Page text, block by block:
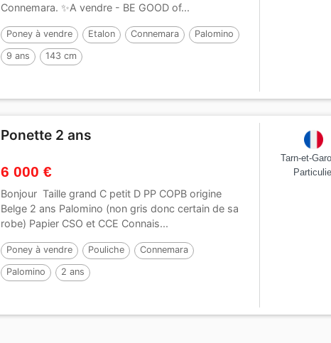
Connemara. ✨A vendre - BE GOOD of...
Poney à vendre Etalon Connemara Palomino
9 ans 143 cm
Ponette 2 ans
6 000 €
Bonjour Taille grand C petit D PP COPB origine
Belge 2 ans Palomino (non gris donc certain de sa
robe) Papier CSO et CCE Connais...
Poney à vendre Pouliche Connemara
Palomino 2 ans
Tarn-et-